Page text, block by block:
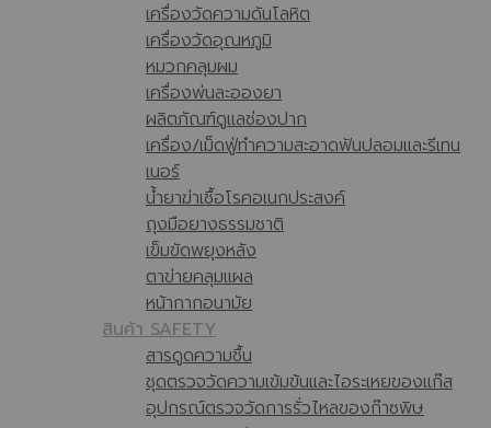
เครื่องวัดความดันโลหิต
เครื่องวัดอุณหภูมิ
หมวกคลุมผม
เครื่องพ่นละอองยา
ผลิตภัณฑ์ดูแลช่องปาก
เครื่อง/เม็ดฟู่ทำความสะอาดฟันปลอมและรีเทน
เนอร์
น้ำยาฆ่าเชื้อโรคอเนกประสงค์
ถุงมือยางธรรมชาติ
เข็มขัดพยุงหลัง
ตาข่ายคลุมแผล
หน้ากากอนามัย
สินค้า SAFETY
สารดูดความชื้น
ชุดตรวจวัดความเข้มข้นและไอระเหยของแก๊ส
อุปกรณ์ตรวจวัดการรั่วไหลของก๊าซพิษ